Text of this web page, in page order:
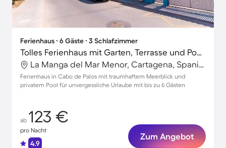
Ferienhaus ∙ 6 Gäste ∙ 3 Schlafzimmer
Tolles Ferienhaus mit Garten, Terrasse und Pool | Meerblick | Neben dem Strand
La Manga del Mar Menor, Cartagena, Spanien
Ferienhaus in Cabo de Palos mit traumhaftem Meerblick und
privatem Pool für unvergessliche Urlaube mit bis zu 6 Gästen
ab 123 €
pro Nacht
4.9
Zum Angebot